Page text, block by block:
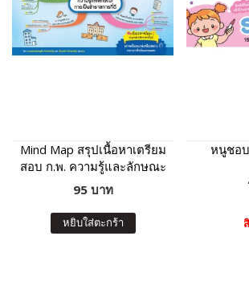
Mind Map สรุปเนื้อหาเตรียม
สอบ ก.พ. ความรู้และลักษณะ
การเป็นข้าราชการที่ดี
95 บาท
หยิบใส่ตะกร้า
หนูชอบ